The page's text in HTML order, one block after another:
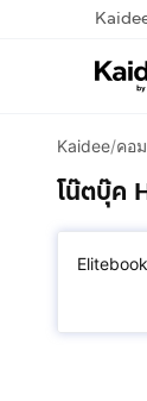
Kaidee/คอ
โน๊ตบุ๊ค
Elitebook